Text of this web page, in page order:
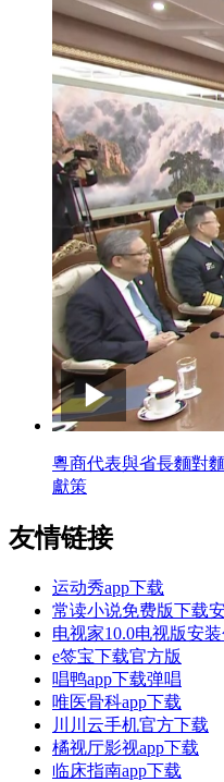
粵商代表與省長麵對
獻策
友情链接
运动秀app下载
常读小说免费版下载
电视家10.0电视版安
e签宝下载官方版
唱鸭app下载弹唱
唯医骨科app下载
川川云手机官方下载
橘视厅影视app下载
临床指南app下载